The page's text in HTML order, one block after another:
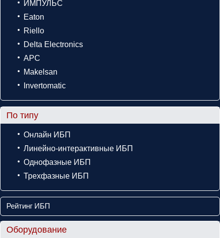
ИМПУЛЬС
Eaton
Riello
Delta Electronics
APC
Makelsan
Invertomatic
По типу
Онлайн ИБП
Линейно-интерактивные ИБП
Однофазные ИБП
Трехфазные ИБП
Рейтинг ИБП
Оборудование